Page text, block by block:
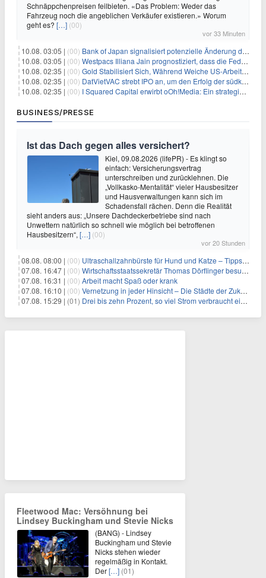
Schnäppchenpreisen feilbieten. «Das Problem: Weder das
Fahrzeug noch die angeblichen Verkäufer existieren.» Worum
geht es? […] (00)
vor 33 Minuten
10.08. 03:05 | (00) Bank of Japan signalisiert potenzielle Änderung der Zinspolitik angesichts von Inflationsbedenken
10.08. 03:05 | (00) Westpacs Illiana Jain prognostiziert, dass die Fed die Zinssätze nach dem Arbeitsmarktbericht stabil halten wird
10.08. 02:35 | (00) Gold Stabilisiert Sich, Während Weiche US-Arbeitsmarktdaten Zinsängste Lindern
10.08. 02:35 | (00) DatVietVAC strebt IPO an, um den Erfolg der südkoreanischen Unterhaltungsindustrie nachzuahmen
10.08. 02:35 | (00) I Squared Capital erwirbt oOh!Media: Ein strategischer Schritt in der Außenwerbung
BUSINESS/PRESSE
Ist das Dach gegen alles versichert?
Kiel, 09.08.2026 (lifePR) - Es klingt so
einfach: Versicherungsvertrag
unterschreiben und zurücklehnen. Die
„Vollkasko-Mentalität“ vieler Hausbesitzer
und Hausverwaltungen kann sich im
Schadensfall rächen. Denn die Realität
sieht anders aus: „Unsere Dachdeckerbetriebe sind nach
Unwettern natürlich so schnell wie möglich bei betroffenen
Hausbesitzern“, […] (00)
vor 20 Stunden
08.08. 08:00 | (00) Ultraschallzahnbürste für Hund und Katze – Tipps zur erfolgreichen Eingewöhnung
07.08. 16:47 | (00) Wirtschaftsstaatssekretär Thomas Dörflinger besucht Handwerksbetrieb im Kammerbezirk Freiburg
07.08. 16:31 | (00) Arbeit macht Spaß oder krank
07.08. 16:10 | (00) Vernetzung in jeder Hinsicht – Die Städte der Zukunft sind grün-blau
07.08. 15:29 | (01) Drei bis zehn Prozent, so viel Strom verbraucht ein Aufzug im Gebäude
Fleetwood Mac: Versöhnung bei
Lindsey Buckingham und Stevie Nicks
(BANG) - Lindsey
Buckingham und Stevie
Nicks stehen wieder
regelmäßig in Kontakt.
Der[…] (01)